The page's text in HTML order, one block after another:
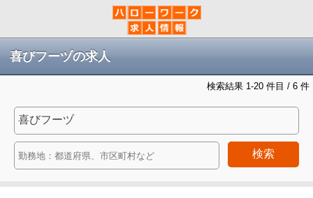
喜びフーヅの求人
検索結果 1-20 件目 / 6 件
検索